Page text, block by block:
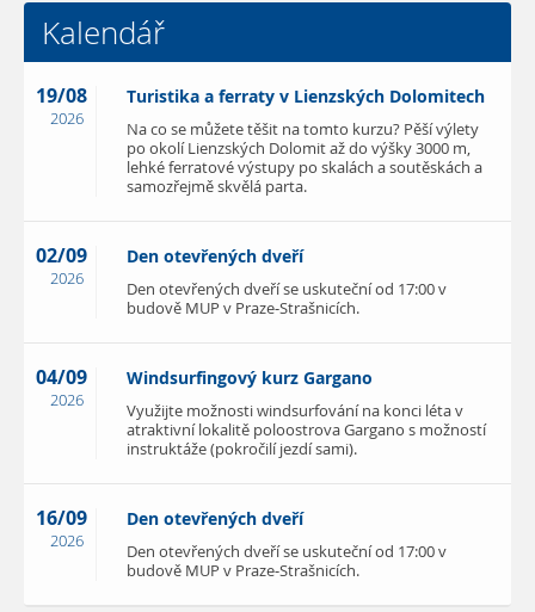
Kalendář
19/08
2026
Turistika a ferraty v Lienzských Dolomitech
Na co se můžete těšit na tomto kurzu? Pěší výlety
po okolí Lienzských Dolomit až do výšky 3000 m,
lehké ferratové výstupy po skalách a soutěskách a
samozřejmě skvělá parta.
02/09
2026
Den otevřených dveří
Den otevřených dveří se uskuteční od 17:00 v
budově MUP v Praze-Strašnicích.
04/09
2026
Windsurfingový kurz Gargano
Využijte možnosti windsurfování na konci léta v
atraktivní lokalitě poloostrova Gargano s možností
instruktáže (pokročilí jezdí sami).
16/09
2026
Den otevřených dveří
Den otevřených dveří se uskuteční od 17:00 v
budově MUP v Praze-Strašnicích.